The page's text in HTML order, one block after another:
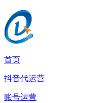
首页
抖音代运营
账号运营